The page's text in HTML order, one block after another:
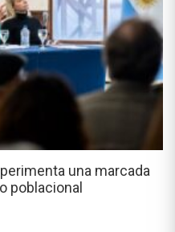
una marcada
poblacional